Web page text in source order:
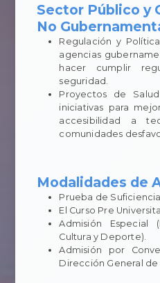
Sector Público y
No
Regulación y
agencias
hacer cumplir
seguridad.
Proyectos de
iniciativas para
accesibilidad a
comunidades
Modalidades de
Prueba de
El Curso Pre
Admisión Especial
Cultura y Deporte).
Admisión por
Dirección General de